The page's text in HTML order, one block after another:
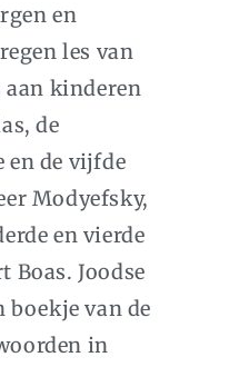
en
les van
aan kinderen
de
en de vijfde
Modyefsky,
en vierde
Boas. Joodse
boekje van de
in